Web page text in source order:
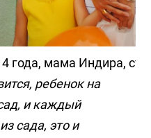
года, мама Индира,
ребенок на
и каждый
сада, это и